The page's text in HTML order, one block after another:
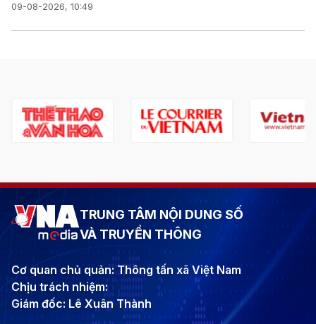
09-08-2026, 10:49
TRUNG TÂM NỘI DUNG SỐ
VÀ TRUYỀN THÔNG
Cơ quan chủ quản: Thông tấn xã Việt Nam
Chịu trách nhiệm:
Giám đốc: Lê Xuân Thành